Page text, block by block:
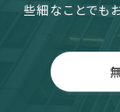
些細なことでも